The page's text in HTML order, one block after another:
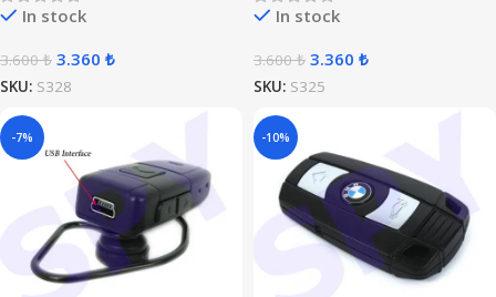
In stock
3.600₺ 3.360 ₺
SKU: S328
In stock
3.600₺ 3.360 ₺
SKU: S325
-7% -10%